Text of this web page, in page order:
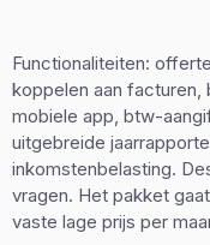
Functionaliteiten:
koppelen aan
mobiele app, btw-
uitgebreide
inkomstenbelasting.
vragen. Het pakket
vaste lage prijs per